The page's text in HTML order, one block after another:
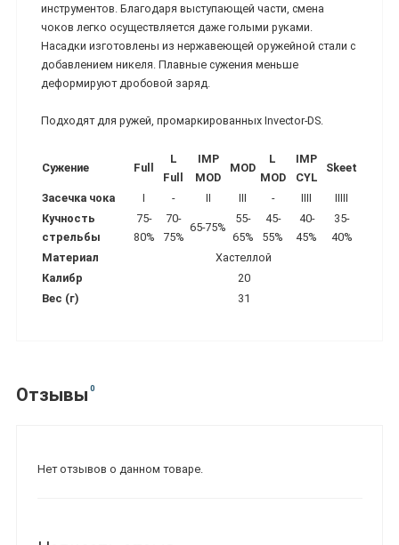
инструментов. Благодаря выступающей части, смена
чоков легко осуществляется даже голыми руками.
Насадки изготовлены из нержавеющей оружейной стали с
добавлением никеля. Плавные сужения меньше
деформируют дробовой заряд.
Подходят для ружей, промаркированных Invector-DS.
Сужение Full
L
Full
IMP
MOD
MOD
L
MOD
IMP
CYL
Skeet
Засечка чока I - II III - IIII
IIIII
Кучность
стрельбы
75-
80%
70-
75%
65-75%
55-
65%
45-
55%
40-
45%
35-
40%
Материал
Хастеллой
Калибр
20
Вес (г)
31
Отзывы 0
Нет отзывов о данном товаре.